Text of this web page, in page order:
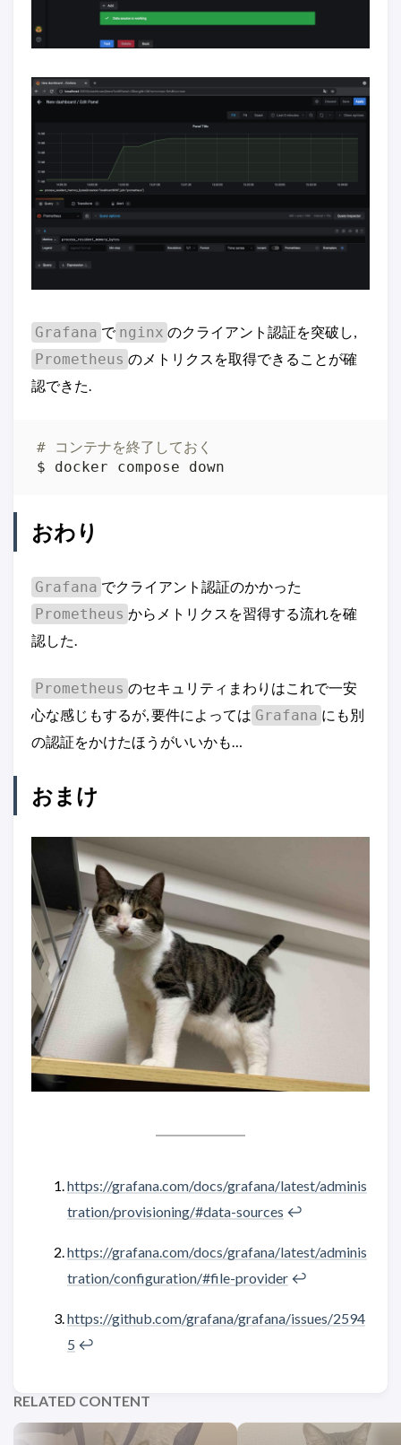
Grafana で nginx のクライアント認証を突破し,
Prometheus のメトリクスを取得できることが確
認できた.
# コンテナを終了しておく
$ docker compose down
おわり
Grafana でクライアント認証のかかった
Prometheus からメトリクスを習得する流れを確
認した.
Prometheus のセキュリティまわりはこれで一安
心な感じもするが, 要件によっては Grafana にも別
の認証をかけたほうがいいかも…
おまけ
https://grafana.com/docs/grafana/latest/adminis
tration/provisioning/#data-sources ↩︎
https://grafana.com/docs/grafana/latest/adminis
tration/configuration/#file-provider ↩︎
https://github.com/grafana/grafana/issues/2594
5 ↩︎
RELATED CONTENT